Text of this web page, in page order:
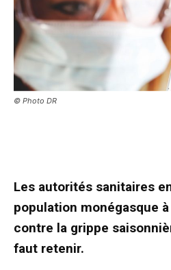
© Photo DR
Les autorités sanitaires
population monégasque
contre la grippe
faut retenir.